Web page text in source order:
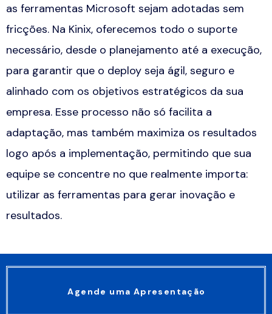
as ferramentas Microsoft sejam adotadas sem
fricções. Na Kinix, oferecemos todo o suporte
necessário, desde o planejamento até a execução,
para garantir que o deploy seja ágil, seguro e
alinhado com os objetivos estratégicos da sua
empresa. Esse processo não só facilita a
adaptação, mas também maximiza os resultados
logo após a implementação, permitindo que sua
equipe se concentre no que realmente importa:
utilizar as ferramentas para gerar inovação e
resultados.
Agende uma Apresentação